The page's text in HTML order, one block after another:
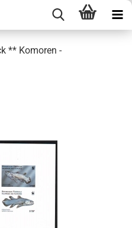
** Komoren -